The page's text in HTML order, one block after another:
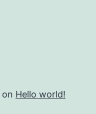
on Hello world!